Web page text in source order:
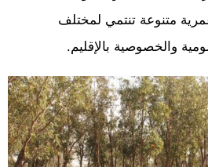
متنوعة تنتمي لمختلف
والخصوصية بالإقليم.